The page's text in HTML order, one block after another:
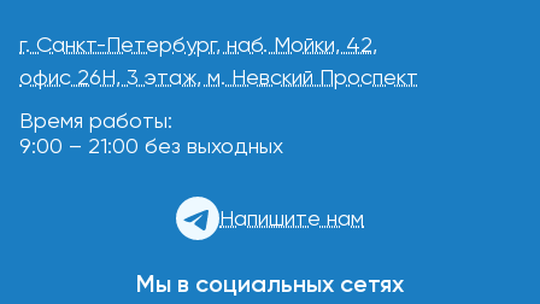
г. Санкт-Петербург, наб. Мойки, 42,
офис 26Н, 3 этаж, м. Невский Проспект
Время работы:
9:00 – 21:00 без выходных
Напишите нам
Мы в социальных сетях